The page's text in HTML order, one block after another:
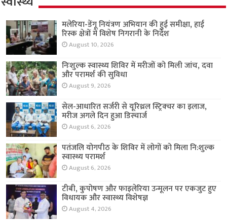
मलेरिया-डेंगू नियंत्रण अभियान की हुई समीक्षा, हाई
रिस्क क्षेत्रों में विशेष निगरानी के निर्देश
August 10, 2026
निःशुल्क स्वास्थ्य शिविर में मरीजों को मिली जांच, दवा
और परामर्श की सुविधा
August 9, 2026
सेल-आधारित सर्जरी से यूरिथ्रल स्ट्रिक्चर का इलाज,
मरीज अगले दिन हुआ डिस्चार्ज
August 6, 2026
पतंजलि योगपीठ के शिविर में लोगों को मिला नि:शुल्क
स्वास्थ्य परामर्श
August 6, 2026
टीबी, कुपोषण और फाइलेरिया उन्मूलन पर एकजुट हुए
विधायक और स्वास्थ्य विशेषज्ञ
August 4, 2026